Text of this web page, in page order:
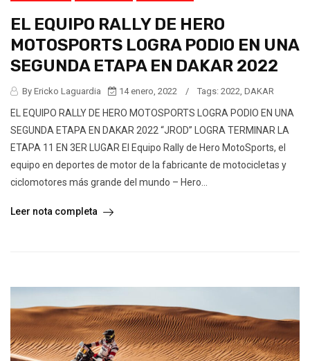
EL EQUIPO RALLY DE HERO
MOTOSPORTS LOGRA PODIO EN UNA
SEGUNDA ETAPA EN DAKAR 2022
By Ericko Laguardia 14 enero, 2022 / Tags: 2022, DAKAR
EL EQUIPO RALLY DE HERO MOTOSPORTS LOGRA PODIO EN UNA
SEGUNDA ETAPA EN DAKAR 2022 “JROD” LOGRA TERMINAR LA
ETAPA 11 EN 3ER LUGAR El Equipo Rally de Hero MotoSports, el
equipo en deportes de motor de la fabricante de motocicletas y
ciclomotores más grande del mundo – Hero...
Leer nota completa